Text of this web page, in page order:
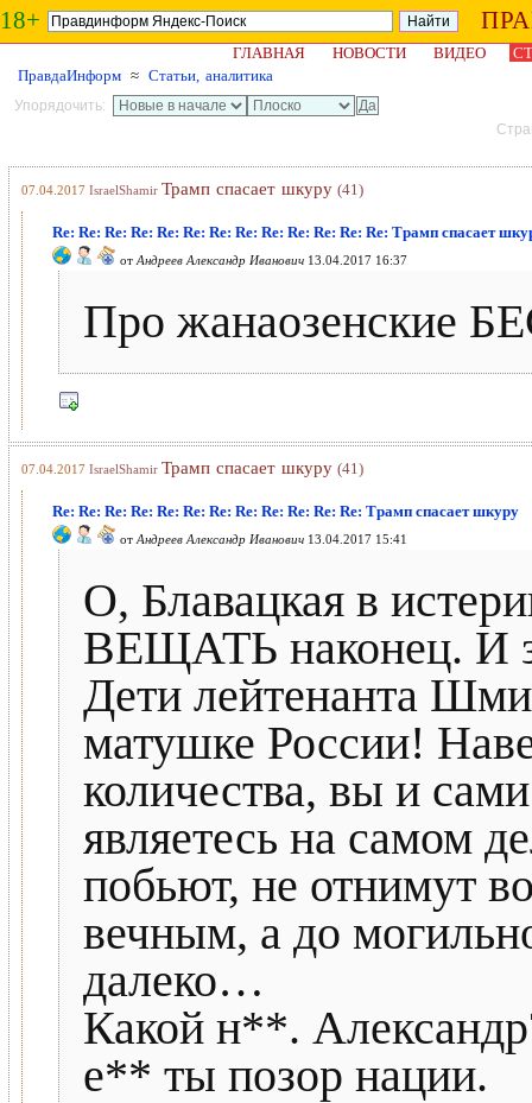
18+
ГЛАВНАЯ НОВОСТИ ВИДЕО
ПравдаИнформ ≈ Статьи, аналитика
Упорядочить:
07.04.2017 IsraelShamir Трамп спасает шкуру (41)
Re: Re: Re: Re: Re: Re: Re: Re: Re: Re: Re: Re: Re: Трамп спасает
от Андреев Александр Иванович 13.04.2017 16:37
Про жанаозенские
07.04.2017 IsraelShamir Трамп спасает шкуру (41)
Re: Re: Re: Re: Re: Re: Re: Re: Re: Re: Re: Re: Трамп спасает шкуру
от Андреев Александр Иванович 13.04.2017 15:41
О, Блавацкая в
ВЕЩАТЬ наконец. И
Дети лейтенанта
матушке России!
количества, вы и
являетесь на самом
побьют, не отнимут
вечным, а до
далеко…
Какой н**.
е** ты позор нации.